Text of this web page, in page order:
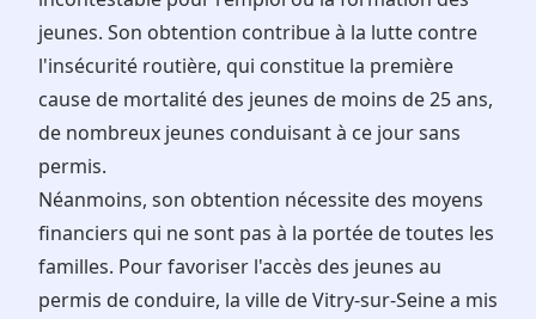
jeunes. Son obtention contribue à la lutte contre
l'insécurité routière, qui constitue la première
cause de mortalité des jeunes de moins de 25 ans,
de nombreux jeunes conduisant à ce jour sans
permis.
Néanmoins, son obtention nécessite des moyens
financiers qui ne sont pas à la portée de toutes les
familles. Pour favoriser l'accès des jeunes au
permis de conduire, la ville de Vitry-sur-Seine a mis